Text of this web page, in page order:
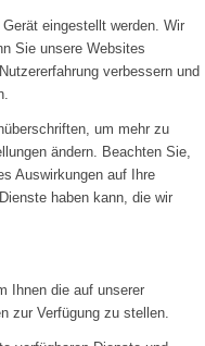
eingestellt werden. Wir
Sie unsere Websites
verbessern und
um mehr zu
ändern. Beachten Sie,
Auswirkungen auf Ihre
haben kann, die wir
Ihnen die auf unserer
zur Verfügung zu stellen.